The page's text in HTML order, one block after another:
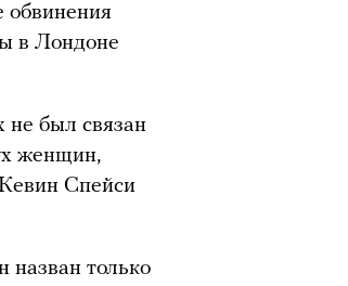
обвинения
в Лондоне
был связан
женщин,
Спейси
назван только